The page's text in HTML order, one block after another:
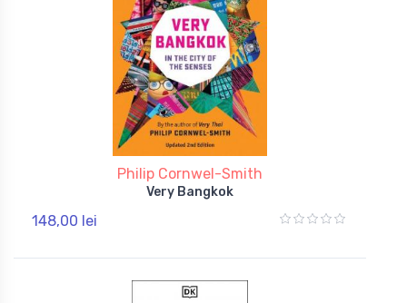
Philip Cornwel-Smith
Very Bangkok
148,00 lei